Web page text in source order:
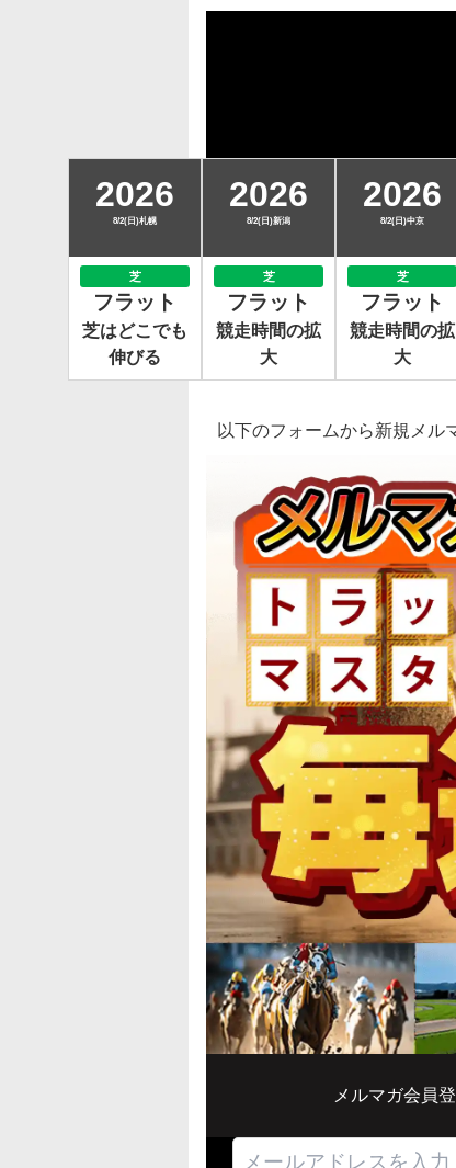
2026
8/2(日)札幌
芝
フラット
芝はどこでも
伸びる
2026
8/2(日)新潟
芝
フラット
競走時間の拡
大
2026
8/2(日)中京
芝
フラット
競走時間の拡
大
以下のフォームから新規メル
メルマガ会員